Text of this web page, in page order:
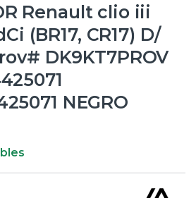
Renault clio iii
(BR17, CR17) D/
DK9KT7PROV
NEGRO